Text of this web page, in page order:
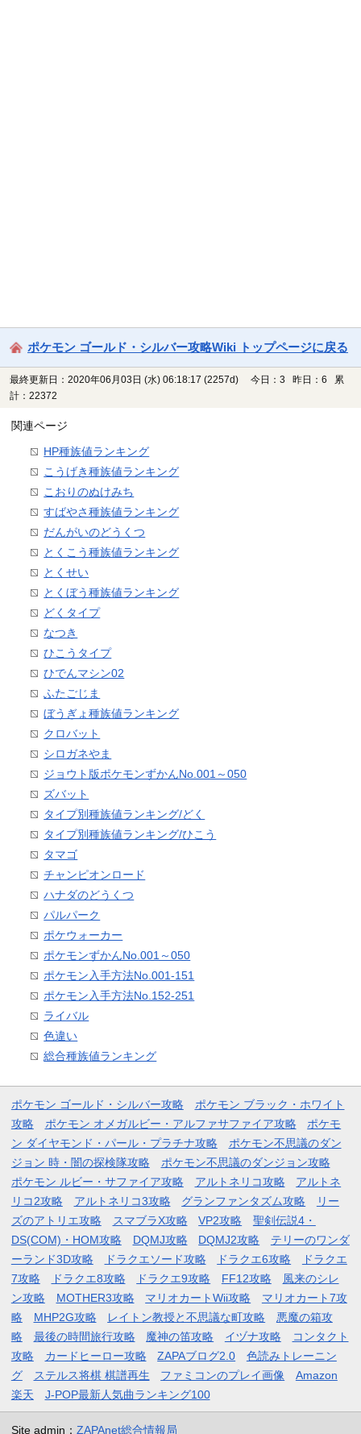
ポケモン ゴールド・シルバー攻略Wiki トップページに戻る
最終更新日：2020年06月03日 (水) 06:18:17 (2257d)
今日：3 昨日：6 累
計：22372
関連ページ
HP種族値ランキング
こうげき種族値ランキング
こおりのぬけみち
すばやさ種族値ランキング
だんがいのどうくつ
とくこう種族値ランキング
とくせい
とくぼう種族値ランキング
どくタイプ
なつき
ひこうタイプ
ひでんマシン02
ふたごじま
ぼうぎょ種族値ランキング
クロバット
シロガネやま
ジョウト版ポケモンずかんNo.001～050
ズバット
タイプ別種族値ランキング/どく
タイプ別種族値ランキング/ひこう
タマゴ
チャンピオンロード
ハナダのどうくつ
パルパーク
ポケウォーカー
ポケモンずかんNo.001～050
ポケモン入手方法No.001-151
ポケモン入手方法No.152-251
ライバル
色違い
総合種族値ランキング
ポケモン ゴールド・シルバー攻略
ポケモン ブラック・ホワイト
攻略
ポケモン オメガルビー・アルファサファイア攻略
ポケモ
ン ダイヤモンド・パール・プラチナ攻略
ポケモン不思議のダン
ジョン 時・闇の探検隊攻略
ポケモン不思議のダンジョン攻略
ポケモン ルビー・サファイア攻略
アルトネリコ攻略
アルトネ
リコ2攻略
アルトネリコ3攻略 グランファンタズム攻略
リー
ズのアトリエ攻略
スマブラX攻略 VP2攻略
聖剣伝説4・
DS(COM)・HOM攻略
DQMJ攻略 DQMJ2攻略
テリーのワンダ
ーランド3D攻略
ドラクエソード攻略 ドラクエ6攻略
ドラクエ
7攻略
ドラクエ8攻略 ドラクエ9攻略 FF12攻略
風来のシレ
ン攻略
MOTHER3攻略 マリオカートWii攻略
マリオカート7攻
略
MHP2G攻略 レイトン教授と不思議な町攻略
悪魔の箱攻
略
最後の時間旅行攻略 魔神の笛攻略 イヅナ攻略
コンタクト
攻略
カードヒーロー攻略 ZAPAブログ2.0
色読みトレーニン
グ
ステルス将棋 棋譜再生 ファミコンのプレイ画像
Amazon
楽天
J-POP最新人気曲ランキング100
Site admin： ZAPAnet総合情報局